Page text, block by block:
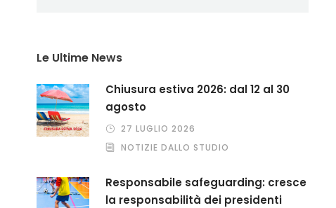
Le Ultime News
Chiusura estiva 2026: dal 12 al 30
agosto
27 LUGLIO 2026
NOTIZIE DALLO STUDIO
Responsabile safeguarding: cresce
la responsabilità dei presidenti